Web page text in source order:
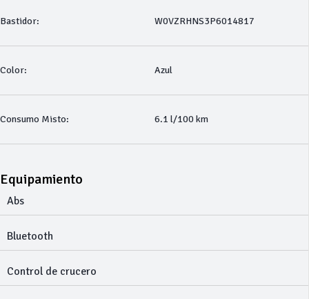
Bastidor: W0VZRHNS3P6014817
Color: Azul
Consumo Misto: 6.1 l/100 km
Equipamiento
Abs
Bluetooth
Control de crucero